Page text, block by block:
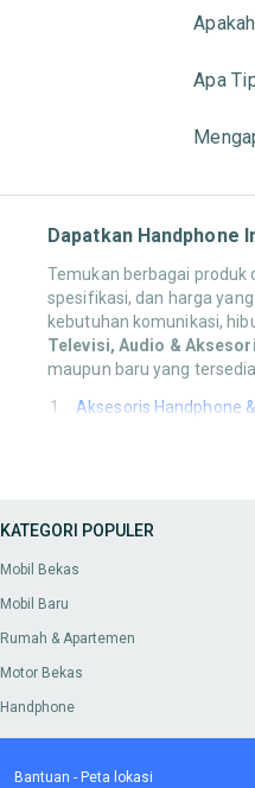
Apa
Dapatkan Handphone
Temukan berbagai produk
spesifikasi, dan harga
kebutuhan komunikasi,
Televisi, Audio &
maupun baru yang
Aksesoris Handphone
mendukung hobi atau
Games & Console
dan sesuai dengan
Komputer & Laptop
KATEGORI POPULER
Mobil Bekas
Mobil Baru
Rumah & Apartemen
Motor Bekas
Handphone
Bantuan - Peta lokasi